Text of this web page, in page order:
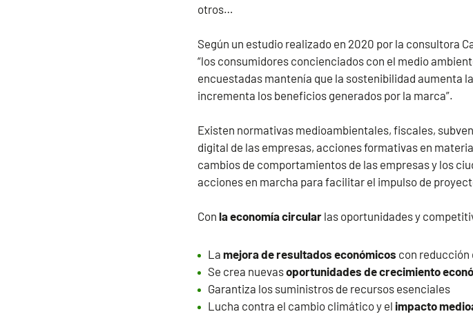
otros…
Según un estudio realizado en 2020 por la consultora
“los consumidores concienciados con el medio
encuestadas mantenía que la sostenibilidad aumenta
incrementa los beneficios generados por la marca”.
Existen normativas medioambientales, fiscales,
digital de las empresas, acciones formativas en
cambios de comportamientos de las empresas y los
acciones en marcha para facilitar el impulso de
Con la economía circular las oportunidades y
La mejora de resultados económicos con reducción
Se crea nuevasoportunidades de crecimiento
Garantiza los suministros de recursos esenciales
Lucha contra el cambio climático y el impacto